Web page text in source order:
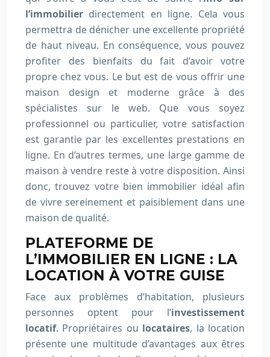
l’immobilier directement en ligne. Cela vous
permettra de dénicher une excellente propriété
de haut niveau. En conséquence, vous pouvez
profiter des bienfaits du fait d’avoir votre
propre chez vous. Le but est de vous offrir une
maison design et moderne grâce à des
spécialistes sur le web. Que vous soyez
professionnel ou particulier, votre satisfaction
est garantie par les excellentes prestations en
ligne. En d’autres termes, une large gamme de
maison à vendre reste à votre disposition. Ainsi
donc, trouvez votre bien immobilier idéal afin
de vivre sereinement et paisiblement dans une
maison de qualité.
PLATEFORME DE
L’IMMOBILIER EN LIGNE : LA
LOCATION À VOTRE GUISE
Face aux problèmes d’habitation, plusieurs
personnes optent pour l’investissement
locatif. Propriétaires ou locataires, la location
présente une multitude d’avantages aux êtres